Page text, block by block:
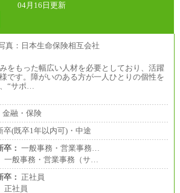
業職 月給202,000～227,000円＋地域間調整
JTBキャリアサイトよりご確認ください。
ビジネストランスフォーム
月給205,000～225,000円＋地域間調整給
JTBキャリアサイトよりご確認ください。
データサービス ※2027年新卒募集終了
JTBキャリアサイトよりご確認ください。
ジタルイノベーション(株)
月給224,500～242,600円＋地域手当
JTBキャリアサイトよりご確認ください。
社員コース＞
ビジネストランスフォーム
約職 月給185,000～195,000円
JTBキャリアサイトよりご確認ください。
04月16日更新
をもった幅広い人材を必要としており、活躍
です。障がいのある方が一人ひとりの個性を
“サポ…
金融・保険
卒(既卒1年以内可)・中途
卒： 一般事務・営業事務…
一般事務・営業事務（サ…
卒： 正社員
正社員